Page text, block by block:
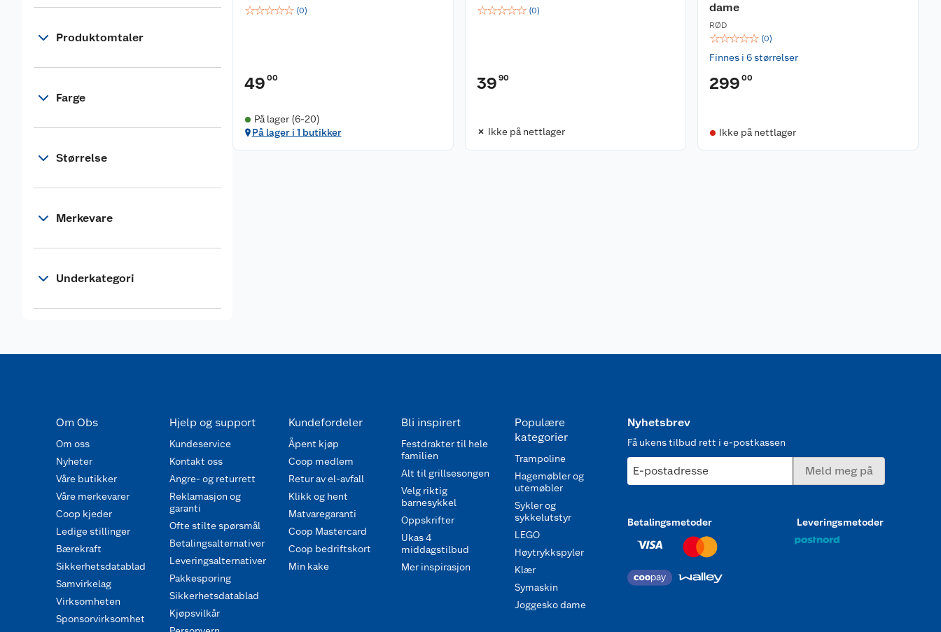
Produktomtaler
Farge
Størrelse
Merkevare
Underkategori
☆☆☆☆☆ (0)
49 00
På lager (6-20)
På lager i 1 butikker
☆☆☆☆☆ (0)
39 90
Ikke på nettlager
dame
RØD
☆☆☆☆☆ (0)
Finnes i 6 størrelser
299 00
Ikke på nettlager
Om Obs
Om oss
Nyheter
Våre butikker
Våre merkevarer
Coop kjeder
Ledige stillinger
Bærekraft
Sikkerhetsdatablad
Samvirkelag
Virksomheten
Sponsorvirksomhet
Hjelp og support
Kundeservice
Kontakt oss
Angre- og returrett
Reklamasjon og
garanti
Ofte stilte spørsmål
Betalingsalternativer
Leveringsalternativer
Pakkesporing
Sikkerhetsdatablad
Kjøpsvilkår
Kundefordeler
Åpent kjøp
Coop medlem
Retur av el-avfall
Klikk og hent
Matvaregaranti
Coop Mastercard
Coop bedriftskort
Min kake
Bli inspirert
Festdrakter til hele
familien
Alt til grillsesongen
Velg riktig
barnesykkel
Oppskrifter
Ukas 4
middagstilbud
Mer inspirasjon
Populære
kategorier
Trampoline
Hagemøbler og
utemøbler
Sykler og
sykkelutstyr
LEGO
Høytrykkspyler
Klær
Symaskin
Joggesko dame
Nyhetsbrev
Få ukens tilbud rett i e-postkassen
E-postadresse Meld meg på
Betalingsmetoder Leveringsmetoder